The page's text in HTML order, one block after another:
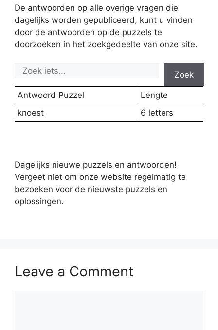
De antwoorden op alle overige vragen die
dagelijks worden gepubliceerd, kunt u vinden
door de antwoorden op de puzzels te
doorzoeken in het zoekgedeelte van onze site.
Zoek
Antwoord Puzzel
Lengte
knoest
6 letters
Dagelijks nieuwe puzzels en antwoorden!
Vergeet niet om onze website regelmatig te
bezoeken voor de nieuwste puzzels en
oplossingen.
Leave a Comment